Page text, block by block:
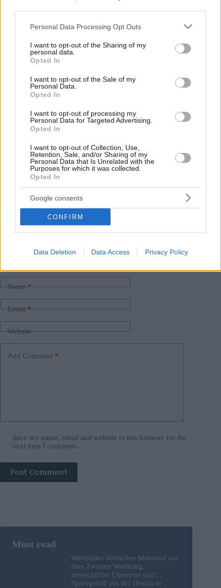
Please note that this website/app uses one or more Google
not limited to your visit or usage behaviour. You may click to
grant or deny consent to Google and its third-party tags to
use your data for below specified purposes in below Google
consent section.
Personal Data Processing Opt Outs
I want to opt-out of the Sharing of my
personal data.
Opted In
I want to opt-out of the Sale of my
Personal Data.
Opted In
I want to opt-out of processing my
Personal Data for Targeted Advertising.
Opted In
I want to opt-out of Collection, Use,
Retention, Sale, and/or Sharing of my
Personal Data that Is Unrelated with the
Purposes for which it was collected.
Opted In
Google consents
CONFIRM
Data Deletion Data Access Privacy Policy
Für den Flugbetrieb von Emirates, Sundor, Arkia und Israir
keine offiziellen Ankündigungen.
Passagieren wird empfohlen, sich vor der Reise zu
Da die Fluggesellschaften ihre Flugpläne häufig überarbeiten,
wird Reisenden, die in den oder aus dem Nahen Osten
bevor sie sich zum Flughafen begeben. Wenn sich die
Sicherheitslage verschlechtert, sind weitere Annullierungen
oder Verlängerungen bestehender Aussetzungen möglich.
Falls Sie es verpasst haben:
Neue Wizz Air-Sommerroute zum Küstenjuwel ab
Budapest
kategorie reise #krieg #Naher Osten
Name*
Email*
Website
Add Comment *
Save my name, email and website in this browser for the
next time I comment.
Post Comment
Wertvolles deutsches Motorrad aus
dem Zweiten Weltkrieg,
menschliche Überreste und
Sprengstoff aus der Donau in